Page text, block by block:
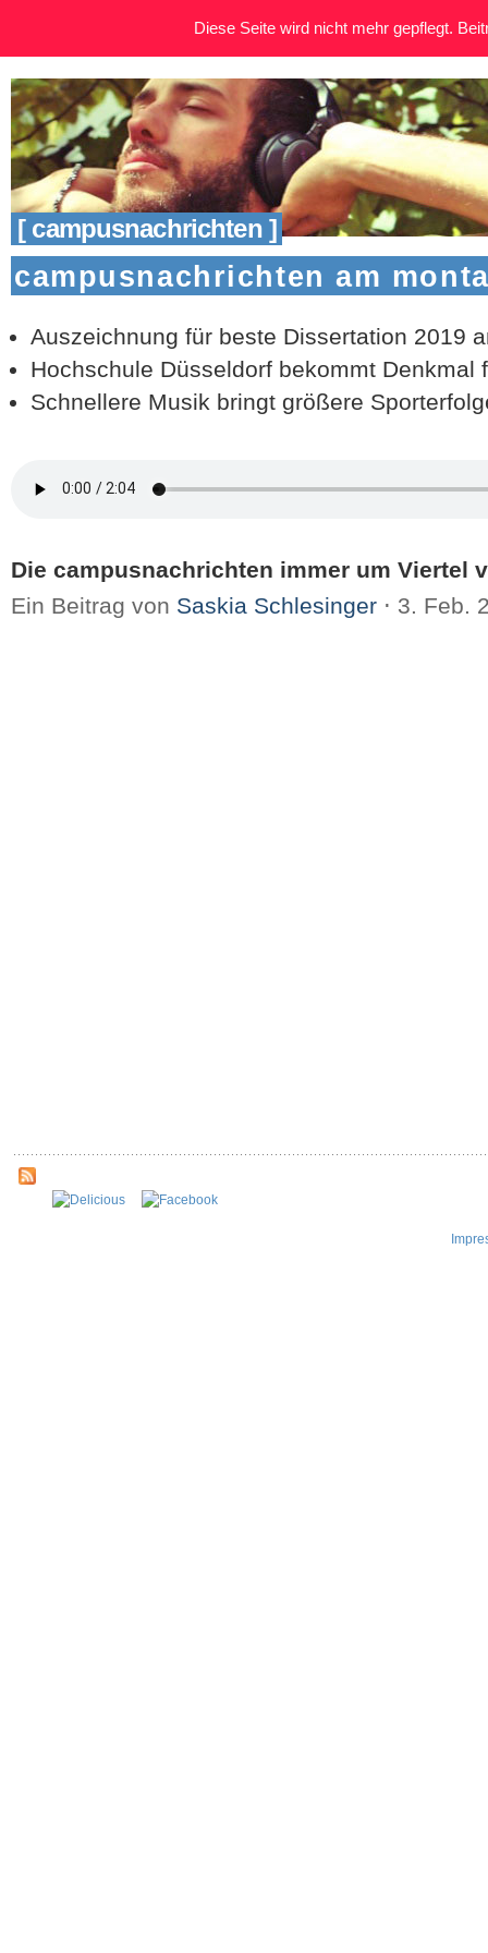
[ campusnachrichten ]
campusnachrichten am
Auszeichnung für beste Dissertation 2019
Hochschule Düsseldorf bekommt Denkmal
Schnellere Musik bringt größere
Die campusnachrichten immer um Viertel
Ein Beitrag von Saskia Schlesinger ⋅ 3. Feb.
Diese Seite wird nicht mehr gepflegt.